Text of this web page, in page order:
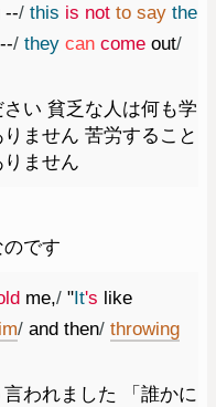
--/ this is not to say the
--/ they can come out/
い 貧乏な人は何も学
ません 苦労すること
ません
です
me,/ "It's like
/ and then/ throwing
われました 「誰かに